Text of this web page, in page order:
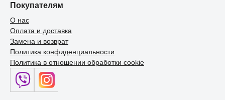
Покупателям
О нас
Оплата и доставка
Замена и возврат
Политика конфиденциальности
Политика в отношении обработки cookie